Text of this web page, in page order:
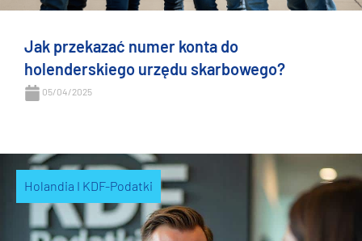
Jak przekazać numer konta do
holenderskiego urzędu skarbowego?
05/04/2025
Holandia I KDF-Podatki